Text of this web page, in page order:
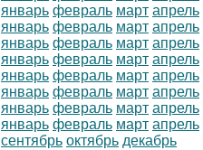
январь февраль март апрель
январь февраль март апрель
январь февраль март апрель
январь февраль март апрель
январь февраль март апрель
январь февраль март апрель
январь февраль март апрель
январь февраль март апрель
сентябрь октябрь декабрь